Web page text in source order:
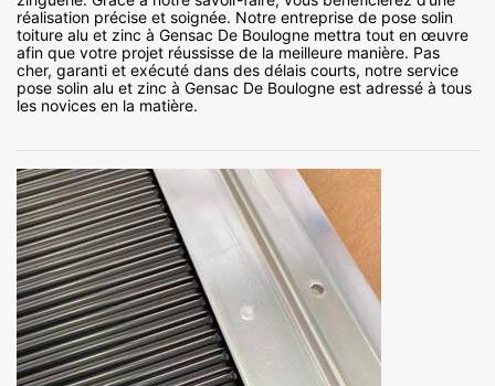
réalisation précise et soignée. Notre entreprise de pose solin
toiture alu et zinc à Gensac De Boulogne mettra tout en œuvre
afin que votre projet réussisse de la meilleure manière. Pas
cher, garanti et exécuté dans des délais courts, notre service
pose solin alu et zinc à Gensac De Boulogne est adressé à tous
les novices en la matière.